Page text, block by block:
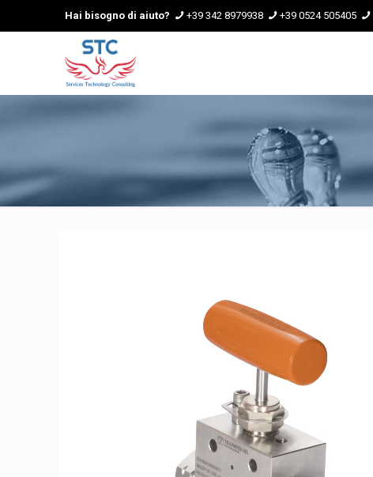
Hai bisogno di aiuto? +39 342 8979938 +39 0524 505405